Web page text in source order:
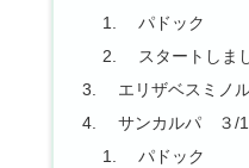
パドック
スタートしま
エリザベスミ
サンカルパ ３/
パドック